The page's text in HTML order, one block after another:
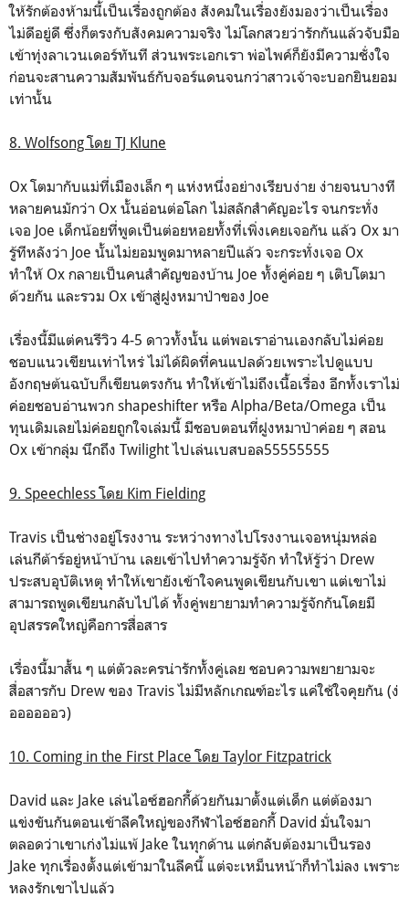
ให้รักต้องห้ามนี้เป็นเรื่องถูกต้อง สังคมในเรื่องยังมองว่าเป็นเรื่อง
ไม่ดีอยู่ดี ซึ่งก็ตรงกับสังคมความจริง ไม่โลกสวยว่ารักกันแล้วจับมือ
เข้าทุ่งลาเวนเดอร์ทันที ส่วนพระเอกเรา พ่อไพค์ก็ยังมีความชั่งใจ
ก่อนจะสานความสัมพันธ์กับจอร์แดนจนกว่าสาวเจ้าจะบอกยินยอม
เท่านั้น
8. Wolfsong โดย TJ Klune
Ox โตมากับแม่ที่เมืองเล็ก ๆ แห่งหนึ่งอย่างเรียบง่าย ง่ายจนบางที
หลายคนมักว่า Ox นั้นอ่อนต่อโลก ไม่สลักสำคัญอะไร จนกระทั่ง
เจอ Joe เด็กน้อยที่พูดเป็นต่อยหอยทั้งที่เพิ่งเคยเจอกัน แล้ว Ox มา
รู้ทีหลังว่า Joe นั้นไม่ยอมพูดมาหลายปีแล้ว จะกระทั่งเจอ Ox
ทำให้ Ox กลายเป็นคนสำคัญของบ้าน Joe ทั้งคู่ค่อย ๆ เติบโตมา
ด้วยกัน และรวม Ox เข้าสู่ฝูงหมาป่าของ Joe
เรื่องนี้มีแต่คนรีวิว 4-5 ดาวทั้งนั้น แต่พอเราอ่านเองกลับไม่ค่อย
ชอบแนวเขียนเท่าไหร่ ไม่ได้ผิดที่คนแปลด้วยเพราะไปดูแบบ
อังกฤษต้นฉบับก็เขียนตรงกัน ทำให้เข้าไม่ถึงเนื้อเรื่อง อีกทั้งเราไม่
ค่อยชอบอ่านพวก shapeshifter หรือ Alpha/Beta/Omega เป็น
ทุนเดิมเลยไม่ค่อยถูกใจเล่มนี้ มีชอบตอนที่ฝูงหมาป่าค่อย ๆ สอน
Ox เข้ากลุ่ม นึกถึง Twilight ไปเล่นเบสบอล55555555
9. Speechless โดย Kim Fielding
Travis เป็นช่างอยู่โรงงาน ระหว่างทางไปโรงงานเจอหนุ่มหล่อ
เล่นกีต้าร์อยู่หน้าบ้าน เลยเข้าไปทำความรู้จัก ทำให้รู้ว่า Drew
ประสบอุบัติเหตุ ทำให้เขายังเข้าใจคนพูดเขียนกับเขา แต่เขาไม่
สามารถพูดเขียนกลับไปได้ ทั้งคู่พยายามทำความรู้จักกันโดยมี
อุปสรรคใหญ่คือการสื่อสาร
เรื่องนี้มาสั้น ๆ แต่ตัวละครน่ารักทั้งคู่เลย ชอบความพยายามจะ
สื่อสารกับ Drew ของ Travis ไม่มีหลักเกณฑ์อะไร แค่ใช้ใจคุยกัน (ง่
ออออออว)
10. Coming in the First Place โดย Taylor Fitzpatrick
David และ Jake เล่นไอซ์ฮอกกี้ด้วยกันมาตั้งแต่เด็ก แต่ต้องมา
แข่งขันกันตอนเข้าลีคใหญ่ของกีฬาไอซ์ฮอกกี้ David มั่นใจมา
ตลอดว่าเขาเก่งไม่แพ้ Jake ในทุกด้าน แต่กลับต้องมาเป็นรอง
Jake ทุกเรื่องตั้งแต่เข้ามาในลีคนี้ แต่จะเหม็นหน้าก็ทำไม่ลง เพราะ
หลงรักเขาไปแล้ว